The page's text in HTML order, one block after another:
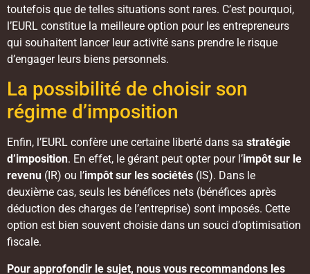
toutefois que de telles situations sont rares. C’est pourquoi,
l’EURL constitue la meilleure option pour les entrepreneurs
qui souhaitent lancer leur activité sans prendre le risque
d’engager leurs biens personnels.
La possibilité de choisir son
régime d’imposition
Enfin, l’EURL confère une certaine liberté dans sa stratégie
d’imposition. En effet, le gérant peut opter pour l’impôt sur le
revenu (IR) ou l’impôt sur les sociétés (IS). Dans le
deuxième cas, seuls les bénéfices nets (bénéfices après
déduction des charges de l’entreprise) sont imposés. Cette
option est bien souvent choisie dans un souci d’optimisation
fiscale.
Pour approfondir le sujet, nous vous recommandons les